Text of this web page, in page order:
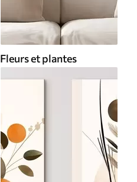
Fleurs et plantes